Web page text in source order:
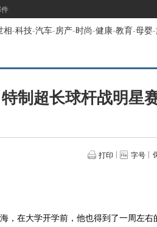
相-科技-汽车-房产-时尚-健康-教育-母婴-
制超长球杆战明星
打印 字号
在大学开学前，他也得到了一周左右